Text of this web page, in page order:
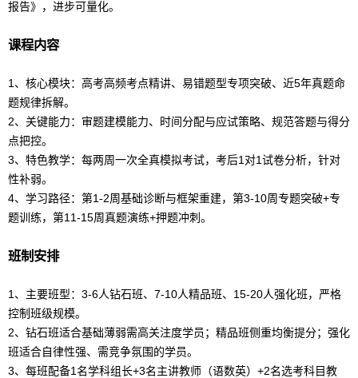
报告》，进步可量化。
课程内容
1、核心模块： 高考高频考点精讲、易错题型专项突破、近5年真题命
题规律拆解。
2、关键能力：审题建模能力、时间分配与应试策略、规范答题与得分
点把控。
3、特色教学：每两周一次全真模拟考试，考后1对1试卷分析，针对
性补弱。
4、学习路径：第1-2周基础诊断与框架重建，第3-10周专题突破+专
题训练，第11-15周真题演练+押题冲刺。
班制安排
1、主要班型：3-6人钻石班、7-10人精品班、15-20人强化班，严格
控制班级规模。
2、钻石班适合基础薄弱需高关注度学员；精品班侧重均衡提分；强化
班适合自律性强、需竞争氛围的学员。
3、每班配备1名学科组长+3名主讲教师（语数英）+2名选考科目教